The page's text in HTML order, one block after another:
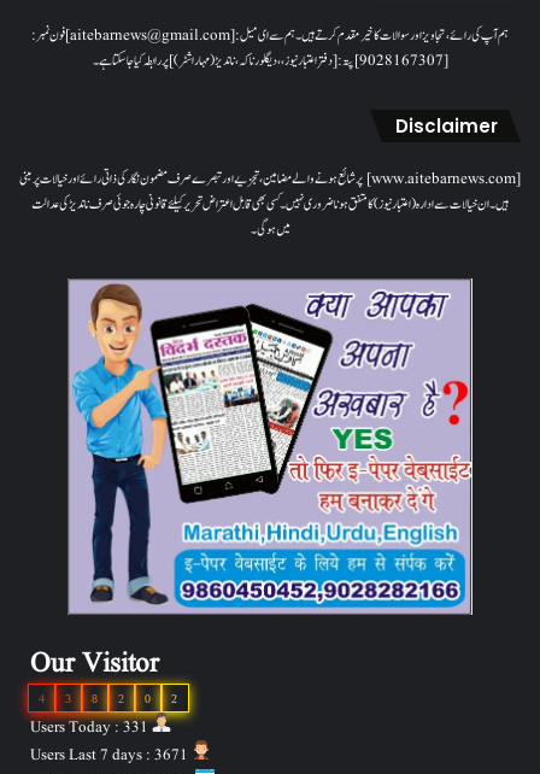
ہم آپ کی رائے، تجاویز اور سوالات کا خیرمقدم کرتے ہیں۔ ہم سےای میل: [aitebarnews@gmail.com]فون نمبر:
[9028167307]پتہ: [دفتر اعتبار نیوز، ، دیگلور ناکہ، ناندیڑ(مہاراشٹر) ] پر رابطہ کیا جاسکتا ہے۔
Disclaimer
[www.aitebarnews.com] پر شائع ہونے والے مضامین، تجزیے اور تبصرے صرف مضمون نگار کی ذاتی رائے اور خیالات پر مبنی
ہیں۔ ان خیالات سے ادارہ (اعتبار نیوز) کا متفق ہونا ضروری نہیں۔ کسی بھی قابل اعتراض تحریر کیلئے قانونی چارہ جوئی صرف ناندیڑ کی عدالت
میں ہوگی۔
Our Visitor
2
0
2
8
3
4
Users Today : 331